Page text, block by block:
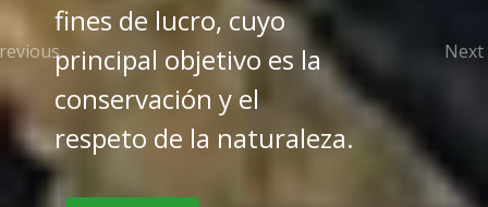
fines de lucro, cuyo
principal objetivo es la
conservación y el
respeto de la naturaleza.
Next